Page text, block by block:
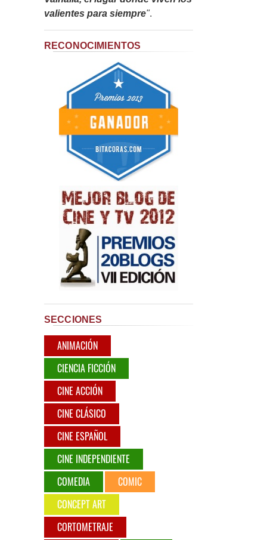
valientes para siempre".
RECONOCIMIENTOS
SECCIONES
ANIMACIÓN
CIENCIA FICCIÓN
CINE ACCIÓN
CINE CLÁSICO
CINE ESPAÑOL
CINE INDEPENDIENTE
COMEDIA
COMIC
CONCEPT ART
CORTOMETRAJE